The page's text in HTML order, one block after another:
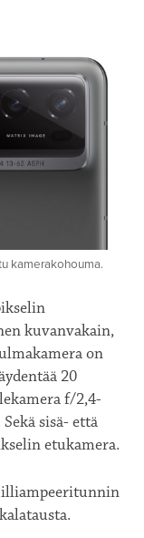
kamerakohouma.
kuvanvakain,
on
20
f/2,4-
sisä- että
etukamera.